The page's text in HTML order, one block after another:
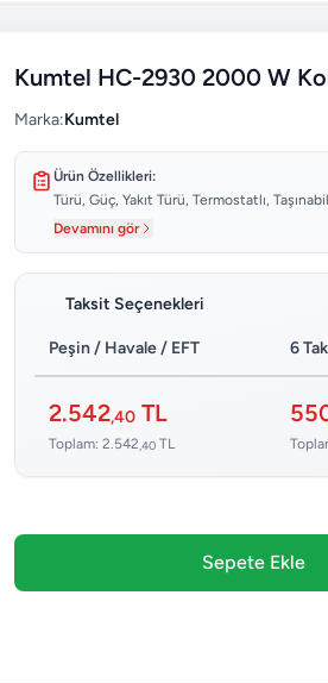
Kumtel HC-2930 2000 W
Marka:Kumtel
Ürün Özellikleri:
Türü, Güç, Yakıt Türü, Termostatlı,
Devamını gör
Taksit Seçenekleri
Peşin / Havale / EFT 6
2.542,40 TL
Toplam: 2.542 ,40 TL
Sepete Ekle